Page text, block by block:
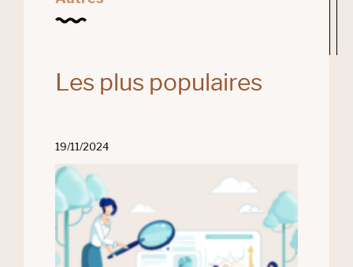
Les plus populaires
19/11/2024